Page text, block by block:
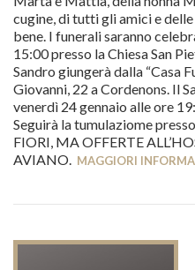
cugine, di tutti gli amici e
bene. I funerali saranno
15:00 presso la Chiesa San
Sandro giungerà dalla “Casa
Giovanni, 22 a Cordenons. Il
venerdì 24 gennaio alle ore
Seguirà la tumulaziome
FIORI, MA OFFERTE
AVIANO. MAGGIORI